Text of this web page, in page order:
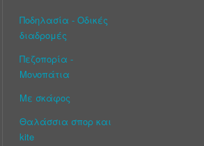
Ποδηλασία - Οδικές
διαδρομές
Πεζοπορία -
Μονοπάτια
Με σκάφος
Θαλάσσια σπορ και
kite